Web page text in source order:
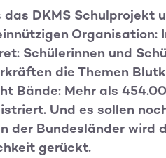
DKMS Schulprojekt
Organisation:
Schülerinnen und
die Themen
Bände: Mehr als
Und es sollen
der Bundesländer wird
gerückt.